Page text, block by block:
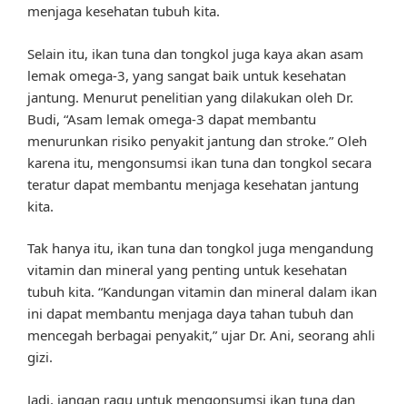
menjaga kesehatan tubuh kita.
Selain itu, ikan tuna dan tongkol juga kaya akan asam
lemak omega-3, yang sangat baik untuk kesehatan
jantung. Menurut penelitian yang dilakukan oleh Dr.
Budi, “Asam lemak omega-3 dapat membantu
menurunkan risiko penyakit jantung dan stroke.” Oleh
karena itu, mengonsumsi ikan tuna dan tongkol secara
teratur dapat membantu menjaga kesehatan jantung
kita.
Tak hanya itu, ikan tuna dan tongkol juga mengandung
vitamin dan mineral yang penting untuk kesehatan
tubuh kita. “Kandungan vitamin dan mineral dalam ikan
ini dapat membantu menjaga daya tahan tubuh dan
mencegah berbagai penyakit,” ujar Dr. Ani, seorang ahli
gizi.
Jadi, jangan ragu untuk mengonsumsi ikan tuna dan